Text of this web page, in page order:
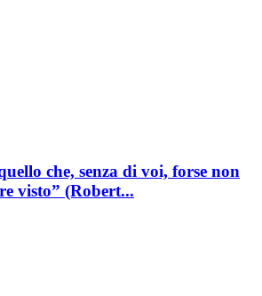
che, senza di voi, forse non
visto” (Robert...